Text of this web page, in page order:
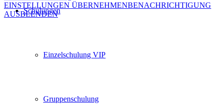
Schulungen
Einzelschulung VIP
Gruppenschulung
EINSTELLUNGEN ÜBERNEHMENBENACHRICHTIGUNG
AUSBLENDEN